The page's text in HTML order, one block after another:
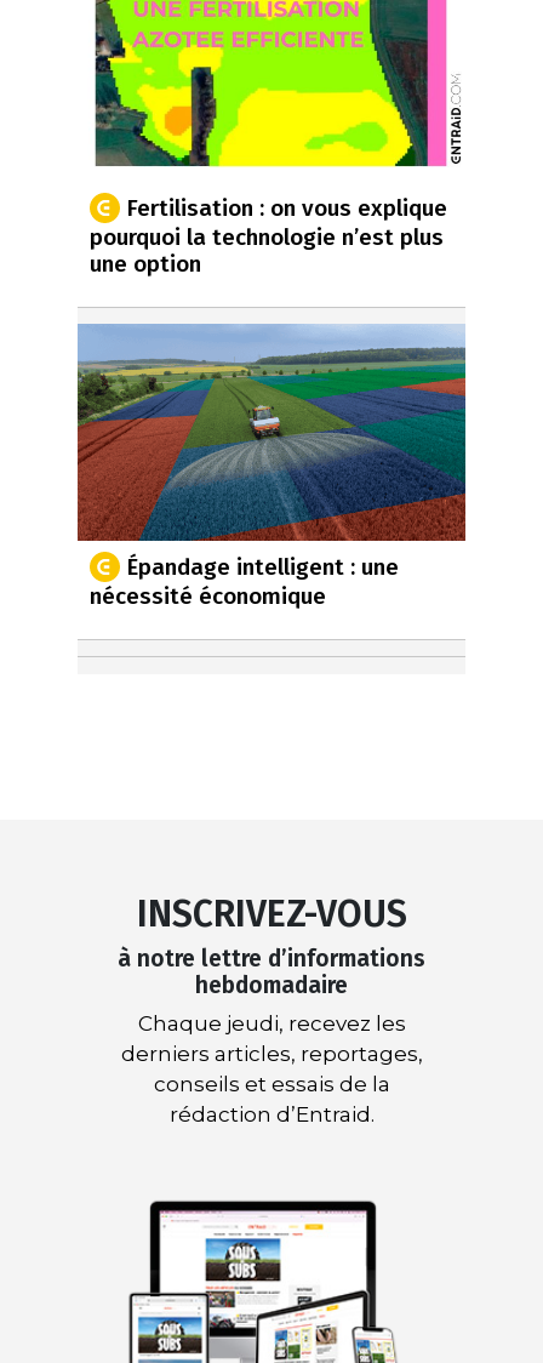
Fertilisation : on vous explique
pourquoi la technologie n’est plus
une option
Épandage intelligent : une
nécessité économique
INSCRIVEZ-VOUS
à notre lettre d’informations
hebdomadaire
Chaque jeudi, recevez les
derniers articles, reportages,
conseils et essais de la
rédaction d’Entraid.